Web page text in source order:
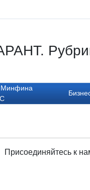
Присоединяйтесь к